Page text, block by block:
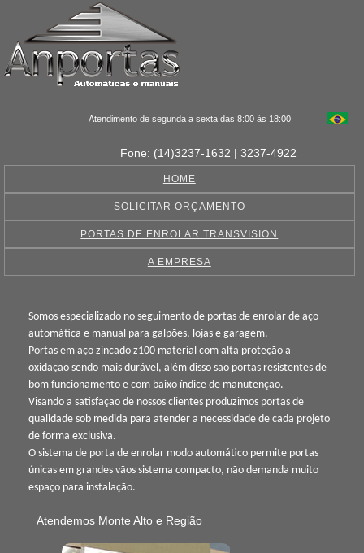
Atendimento de segunda a sexta das 8:00 às 18:00
Fone: (14)3237-1632 | 3237-4922
HOME
SOLICITAR ORÇAMENTO
PORTAS DE ENROLAR TRANSVISION
A EMPRESA
Somos especializado no seguimento de portas de enrolar de aço
automática e manual para galpões, lojas e garagem.
Portas em aço zincado z100 material com alta proteção a
oxidação sendo mais durável, além disso são portas resistentes de
bom funcionamento e com baixo índice de manutenção.
Visando a satisfação de nossos clientes produzimos portas de
qualidade sob medida para atender a necessidade de cada projeto
de forma exclusiva.
O sistema de porta de enrolar modo automático permite portas
únicas em grandes vãos sistema compacto, não demanda muito
espaço para instalação.
Atendemos Monte Alto e Região